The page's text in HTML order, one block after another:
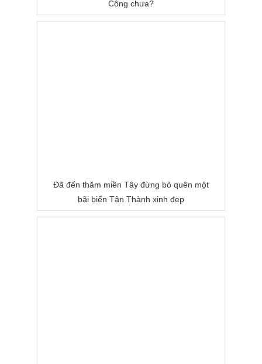
Công chưa?
Đã đến thăm miền Tây đừng bỏ quên một
bãi biển Tân Thành xinh đẹp